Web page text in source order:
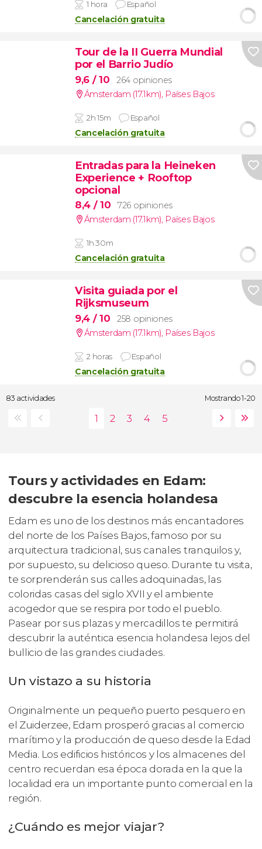
1 hora Español
Cancelación gratuita
Tour de la II Guerra Mundial
por el Barrio Judío
9,6 / 10
264 opiniones
Ámsterdam (17.1km), Países Bajos
2h 15m Español
Cancelación gratuita
Entradas para la Heineken
Experience + Rooftop
opcional
8,4 / 10
726 opiniones
Ámsterdam (17.1km), Países Bajos
1h 30m
Cancelación gratuita
Visita guiada por el
Rijksmuseum
9,4 / 10
258 opiniones
Ámsterdam (17.1km), Países Bajos
2 horas Español
Cancelación gratuita
83 actividades Mostrando 1-20
Tours y actividades en Edam:
descubre la esencia holandesa
Edam es uno de los destinos más encantadores
del norte de los Países Bajos, famoso por su
arquitectura tradicional, sus canales tranquilos y,
por supuesto, su delicioso queso. Durante tu visita,
te sorprenderán sus calles adoquinadas, las
coloridas casas del siglo XVII y el ambiente
acogedor que se respira por todo el pueblo.
Pasear por sus plazas y mercadillos te permitirá
descubrir la auténtica esencia holandesa lejos del
bullicio de las grandes ciudades.
Un vistazo a su historia
Originalmente un pequeño puerto pesquero en
el Zuiderzee, Edam prosperó gracias al comercio
marítimo y la producción de queso desde la Edad
Media. Los edificios históricos y los almacenes del
centro recuerdan esa época dorada en la que la
localidad era un importante punto comercial en la
región.
¿Cuándo es mejor viajar?